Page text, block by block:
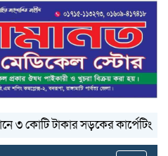
টাকার সড়কের কার্পেটিং উঠে যাচ্ছে